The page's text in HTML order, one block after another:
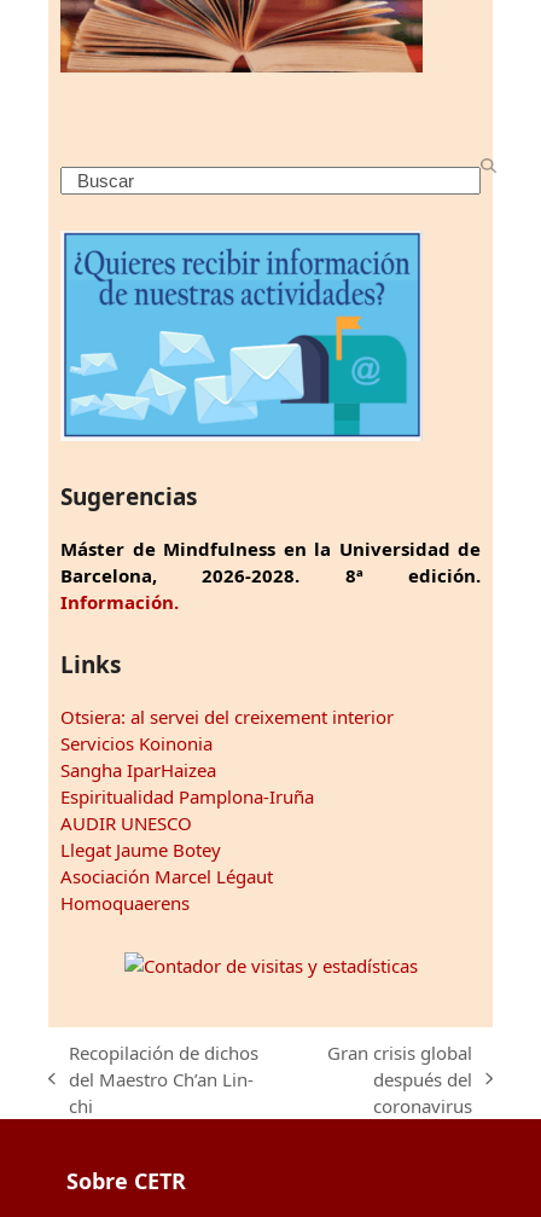
Search
Sugerencias
Máster de Mindfulness en la Universidad de
Barcelona, 2026-2028. 8ª edición.
Información.
Links
Otsiera: al servei del creixement interior
Servicios Koinonia
Sangha IparHaizea
Espiritualidad Pamplona-Iruña
AUDIR UNESCO
Llegat Jaume Botey
Asociación Marcel Légaut
Homoquaerens
previous
post:
Recopilación de dichos
del Maestro Ch’an Lin-
chi
post:
Gran crisis global
después del
coronavirus
Sobre CETR